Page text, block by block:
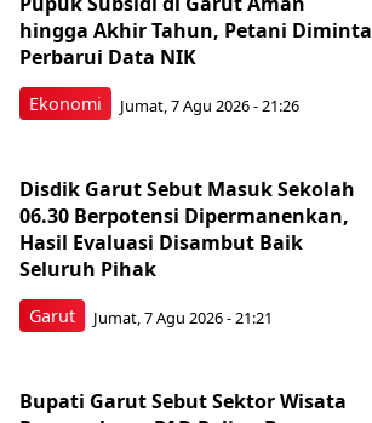
Ekonomi
hingga Akhir Tahun, Petani Diminta
Perbarui Data NIK
Jumat, 7 Agu 2026 - 21:26
Garut
Disdik Garut Sebut Masuk Sekolah
06.30 Berpotensi Dipermanenkan,
Hasil Evaluasi Disambut Baik
Seluruh Pihak
Jumat, 7 Agu 2026 - 21:21
Bupati Garut Sebut Sektor Wisata